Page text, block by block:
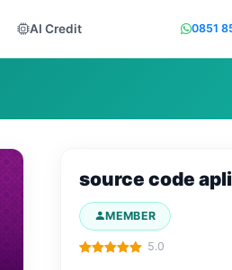
AI Credit 0851
source code
MEMBER
5.0